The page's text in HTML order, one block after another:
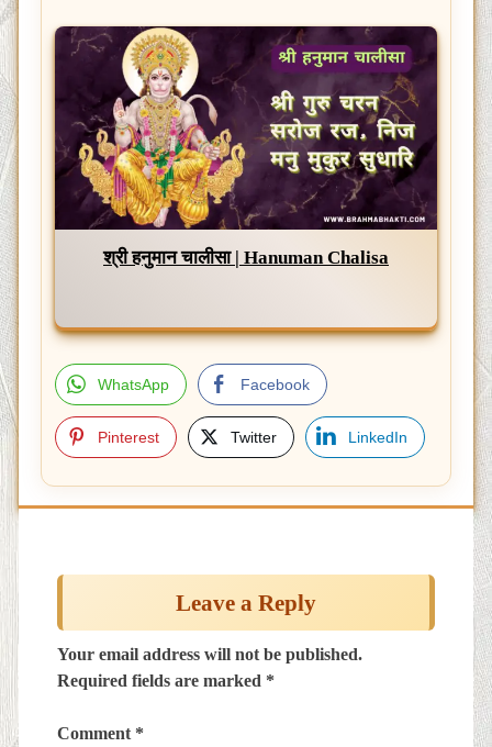
श्री हनुमान चालीसा | Hanuman Chalisa
WhatsApp Facebook
Pinterest Twitter LinkedIn
Leave a Reply
Your email address will not be published.
Required fields are marked *
Comment *